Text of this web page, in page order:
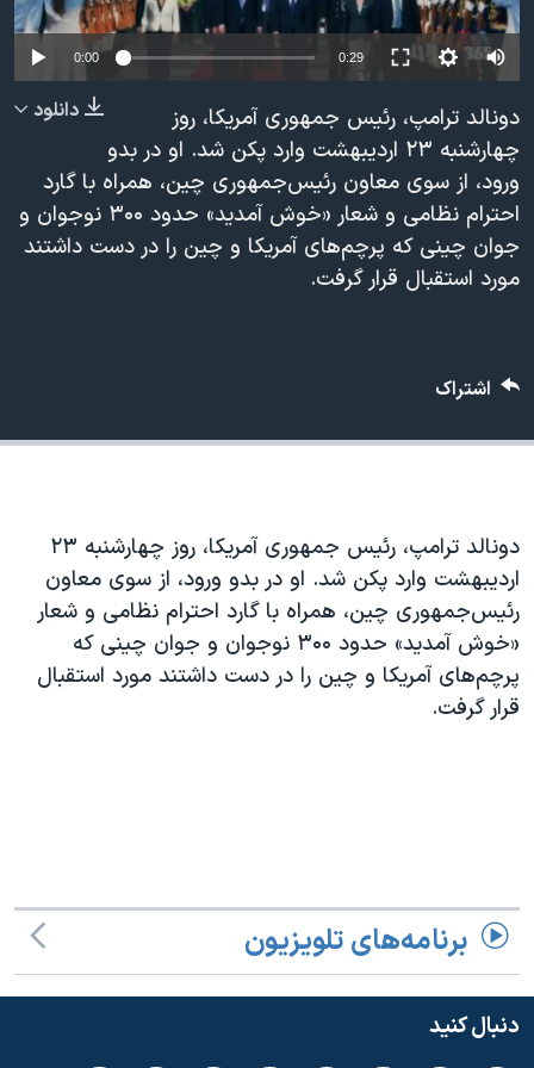
فرهنگ و زندگی
حقوق شهروندی
اقتصادی
علم و فناوری
اسرائیل در جنگ
گالری عکس
آرشیو پخش زنده
مستندها
انتخابات ریاست جمهوری آمریکا ۲۰۲۴
حمله جمهوری اسلامی به اسرائیل
رمز مهسا
ورزش زنان در ایران
اعتراضات زن، زندگی، آزادی
مجموعه مستندهای دادخواهی
قانون شفافیت دارائی کادر رهبری ایران
اسرائیل در جنگ
نرگس محمدی برنده جایزه نوبل صلح
همایش محافظه‌کاران آمریکا «سی‌پک»
صفحه‌های ویژه
سفر پرزیدنت ترامپ به چین
دنبال کنید
زبانهای مختلف
Auto
240p
360p
480p
720p
1080p
0:00 0:29
360p
480p
720p
1080p
دانلود
دونالد ترامپ، رئیس جمهوری آمریکا، روز
چهارشنبه ۲۳ اردیبهشت وارد پکن شد. او در بدو
ورود، از سوی معاون رئیس‌جمهوری چین، همراه با گارد
احترام نظامی و شعار «خوش آمدید» حدود ۳۰۰ نوجوان و
جوان چینی که پرچم‌های آمریکا و چین را در دست داشتند
مورد استقبال قرار گرفت.
اشتراک
دونالد ترامپ، رئیس جمهوری آمریکا، روز چهارشنبه ۲۳
اردیبهشت وارد پکن شد. او در بدو ورود، از سوی معاون
رئیس‌جمهوری چین، همراه با گارد احترام نظامی و شعار
«خوش آمدید» حدود ۳۰۰ نوجوان و جوان چینی که
پرچم‌های آمریکا و چین را در دست داشتند مورد استقبال
قرار گرفت.
برنامه‌های تلویزیون
دنبال کنید